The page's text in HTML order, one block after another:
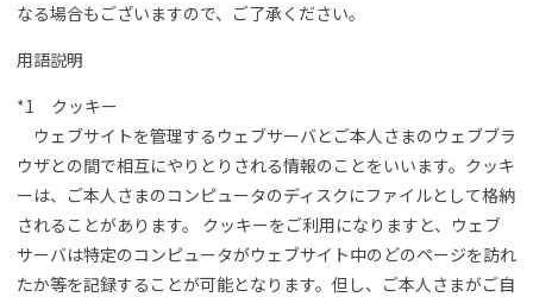
なる場合もございますので、ご了承ください。
用語説明
*1 クッキー
ウェブサイトを管理するウェブサーバとご本人さまのウェブブラ
ウザとの間で相互にやりとりされる情報のことをいいます。クッキ
ーは、ご本人さまのコンピュータのディスクにファイルとして格納
されることがあります。 クッキーをご利用になりますと、ウェブ
サーバは特定のコンピュータがウェブサイト中のどのページを訪れ
たか等を記録することが可能となります。但し、ご本人さまがご自